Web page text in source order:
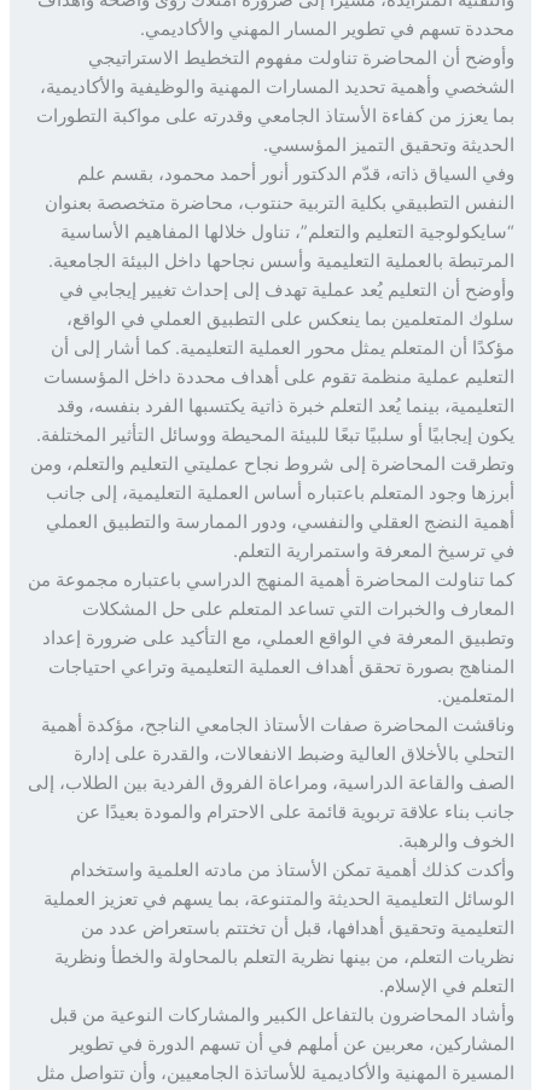
تسهم في تطوير المسار المهني والأكاديمي.
أن المحاضرة تناولت مفهوم التخطيط الاستراتيجي
وأهمية تحديد المسارات المهنية والوظيفية والأكاديمية،
يعزز من كفاءة الأستاذ الجامعي وقدرته على مواكبة التطورات
وتحقيق التميز المؤسسي.
السياق ذاته، قدّم الدكتور أنور أحمد محمود، بقسم علم
التطبيقي بكلية التربية حنتوب، محاضرة متخصصة بعنوان
التعليم والتعلم”، تناول خلالها المفاهيم الأساسية
بالعملية التعليمية وأسس نجاحها داخل البيئة الجامعية.
أن التعليم يُعد عملية تهدف إلى إحداث تغيير إيجابي في
المتعلمين بما ينعكس على التطبيق العملي في الواقع،
أن المتعلم يمثل محور العملية التعليمية. كما أشار إلى أن
عملية منظمة تقوم على أهداف محددة داخل المؤسسات
بينما يُعد التعلم خبرة ذاتية يكتسبها الفرد بنفسه، وقد
إيجابيًا أو سلبيًا تبعًا للبيئة المحيطة ووسائل التأثير المختلفة.
المحاضرة إلى شروط نجاح عمليتي التعليم والتعلم، ومن
وجود المتعلم باعتباره أساس العملية التعليمية، إلى جانب
النضج العقلي والنفسي، ودور الممارسة والتطبيق العملي
المعرفة واستمرارية التعلم.
تناولت المحاضرة أهمية المنهج الدراسي باعتباره مجموعة من
والخبرات التي تساعد المتعلم على حل المشكلات
المعرفة في الواقع العملي، مع التأكيد على ضرورة إعداد
بصورة تحقق أهداف العملية التعليمية وتراعي احتياجات
المحاضرة صفات الأستاذ الجامعي الناجح، مؤكدة أهمية
بالأخلاق العالية وضبط الانفعالات، والقدرة على إدارة
والقاعة الدراسية، ومراعاة الفروق الفردية بين الطلاب، إلى
بناء علاقة تربوية قائمة على الاحترام والمودة بعيدًا عن
والرهبة.
كذلك أهمية تمكن الأستاذ من مادته العلمية واستخدام
التعليمية الحديثة والمتنوعة، بما يسهم في تعزيز العملية
وتحقيق أهدافها، قبل أن تختتم باستعراض عدد من
التعلم، من بينها نظرية التعلم بالمحاولة والخطأ ونظرية
في الإسلام.
المحاضرون بالتفاعل الكبير والمشاركات النوعية من قبل
معربين عن أملهم في أن تسهم الدورة في تطوير
المهنية والأكاديمية للأساتذة الجامعيين، وأن تتواصل مثل